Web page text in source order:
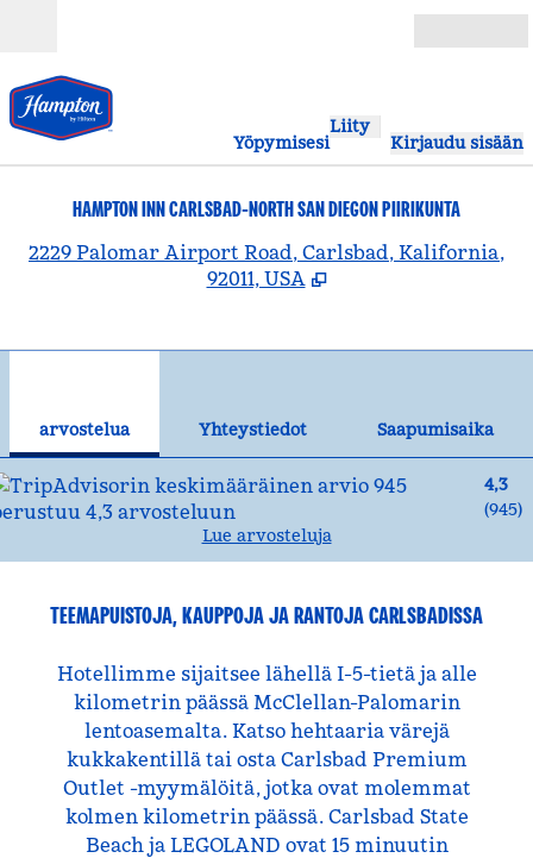
Yöpymisesi
Liity
Kirjaudu sisään
HAMPTON INN CARLSBAD-NORTH SAN DIEGON PIIRIKUNTA
2229 Palomar Airport Road, Carlsbad, Kalifornia,
92011, USA
arvostelua Yhteystiedot
Saapumisaika
4,3
(945)
Lue arvosteluja
TEEMAPUISTOJA, KAUPPOJA JA RANTOJA CARLSBADISSA
Hotellimme sijaitsee lähellä I-5-tietä ja alle
kilometrin päässä McClellan-Palomarin
lentoasemalta. Katso hehtaaria värejä
kukkakentillä tai osta Carlsbad Premium
Outlet -myymälöitä, jotka ovat molemmat
kolmen kilometrin päässä. Carlsbad State
Beach ja LEGOLAND ovat 15 minuutin